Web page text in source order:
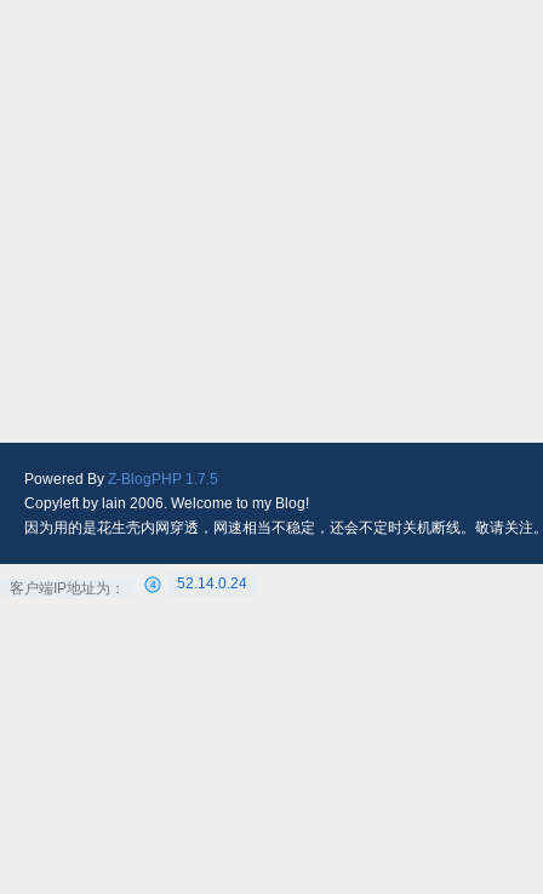
Powered By Z-BlogPHP 1.7.5
Copyleft by lain 2006. Welcome to my Blog!
因为用的是花生壳内网穿透，网速相当不稳定，还会不定时关机断线。敬请关注
客户端IP地址为： 4 52.14.0.24